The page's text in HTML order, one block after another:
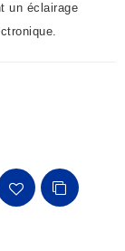
un éclairage